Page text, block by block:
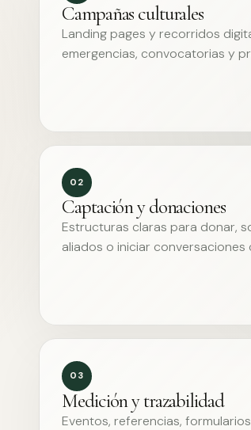
Campañas culturales
Landing pages y recorridos
emergencias, convocatorias y
02
Captación y donaciones
Estructuras claras para donar,
aliados o iniciar
03
Medición y trazabilidad
Eventos, referencias,